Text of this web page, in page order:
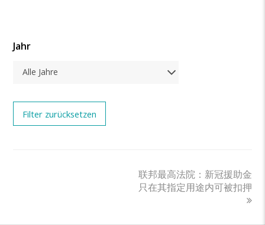
Jahr
Alle Jahre
next
post:
联邦最高法院：新冠援助金
只在其指定用途内可被扣押